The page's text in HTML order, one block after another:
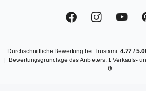
Durchschnittliche Bewertung bei Trustami: 4.77 /
Bewertungsgrundlage des Anbieters: 1 Verkaufs-